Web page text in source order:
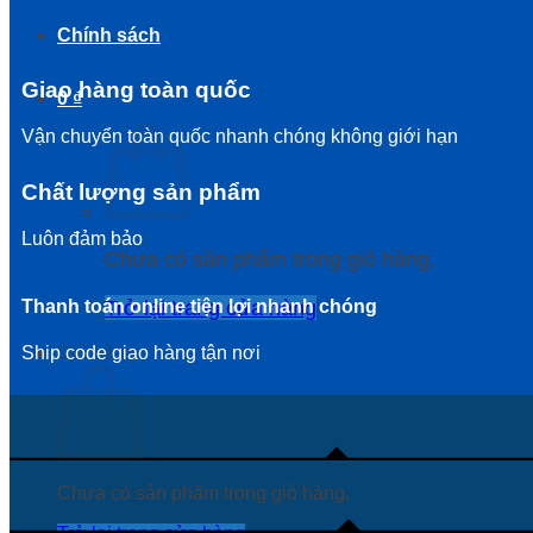
Chính sách
0₫
Chưa có sản phẩm trong giỏ hàng.
Trở lại trang cửa hàng
Giỏ hàng
Chưa có sản phẩm trong giỏ hàng.
Giao hàng toàn quốc
Vận chuyển toàn quốc nhanh chóng không giới hạn
Chất lượng sản phẩm
Luôn đảm bảo
Thanh toán online tiện lợi nhanh chóng
Ship code giao hàng tận nơi